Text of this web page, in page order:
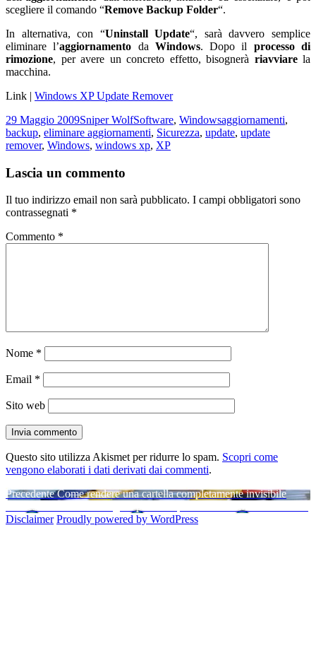
scegliere il comando “Remove Backup Folder“.
In alternativa, con “Uninstall Update“, sarà davvero semplice
eliminare l’aggiornamento da Windows. Dopo il processo di
rimozione, per avere un concreto effetto, bisognerà riavviare la
macchina.
Link | Windows XP Update Remover
Scritto
il
29 Maggio 2009Autore
Sniper WolfCategorie
Software, WindowsTag
aggiornamenti,
backup, eliminare aggiornamenti, Sicurezza, update, update
remover, Windows, windows xp, XP
Lascia un commento
Il tuo indirizzo email non sarà pubblicato. I campi obbligatori sono
contrassegnati *
Commento *
Nome *
Email *
Sito web
Questo sito utilizza Akismet per ridurre lo spam. Scopri come
vengono elaborati i dati derivati dai commenti.
Navigazione
articoli
PrecedenteArticolo
Come rendere una cartella completamente invisibile
Successivo
successivo:
Disclaimer Proudly powered by WordPress